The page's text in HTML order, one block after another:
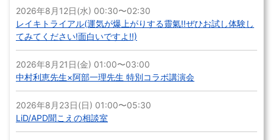
2026年8月12日(水) 00:30〜02:30
レイキトライアル(運気が爆上がりする靈氣!!ぜひお試し体験し
てみてください!面白いですよ!!)
2026年8月21日(金) 01:00〜03:00
中村利恵先生×阿部一理先生 特別コラボ講演会
2026年8月23日(日) 01:00〜05:30
LiD/APD聞こえの相談室